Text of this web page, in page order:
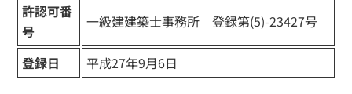
許認可番
号
一級建建築士事務所 登録第(5)-23427号
登録日 平成27年9月6日